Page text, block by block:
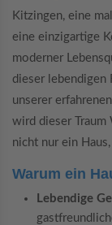
Kitzingen, eine
eine einzigartige
moderner
dieser lebendigen
unserer
wird dieser Traum
nicht nur ein
Warum ein
Lebendige